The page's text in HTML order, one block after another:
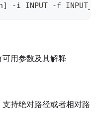
-f
用参数及其解释
持绝对路径或者相对路